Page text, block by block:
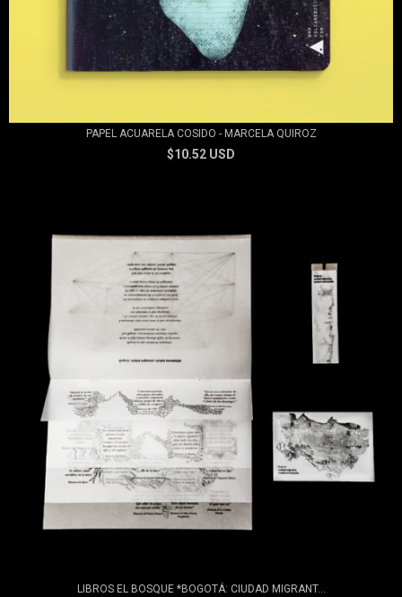
PAPEL ACUARELA COSIDO - MARCELA QUIROZ
$10.52 USD
LIBROS EL BOSQUE *BOGOTÁ: CIUDAD MIGRANT...